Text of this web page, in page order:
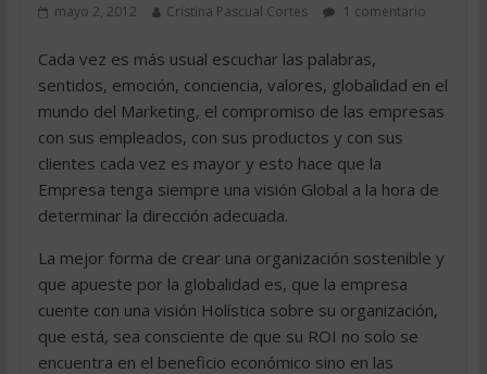
mayo 2, 2012 Cristina Pascual Cortes 1 comentario
Cada vez es más usual escuchar las palabras,
sentidos, emoción, conciencia, valores, globalidad en el
mundo del Marketing, el compromiso de las empresas
con sus empleados, con sus productos y con sus
clientes cada vez es mayor y esto hace que la
Empresa tenga siempre una visión Global a la hora de
determinar la dirección adecuada.
La mejor forma de crear una organización sostenible y
que apueste por la globalidad es, que la empresa
cuente con una visión Holística sobre su organización,
que está, sea consciente de que su ROI no solo se
encuentra en el beneficio económico sino en las